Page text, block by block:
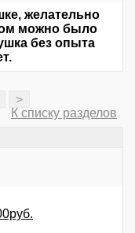
желательно
можно было
без опыта
>
К списку разделов